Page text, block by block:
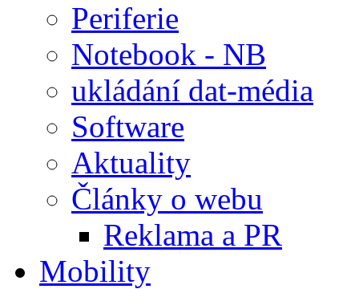
Periferie
Notebook - NB
ukládání dat-média
Software
Aktuality
Články o webu
Reklama a PR
Mobility